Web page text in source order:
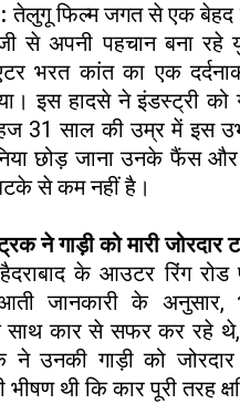
:तेलुगू फिल्म जगत से एक
से अपनी पहचान बना रहे
भरत कांत का एक
इस हादसे ने इंडस्ट्री
31 साल की उम्र में इस
छोड़ जाना उनके फैंस और
से कम नहीं है।
ने गाड़ी को मारी जोरदार
के आउटर रिंग रोड
जानकारी के अनुसार,
साथ कार से सफर कर रहे
ने उनकी गाड़ी को
थी कि कार पूरी तरह